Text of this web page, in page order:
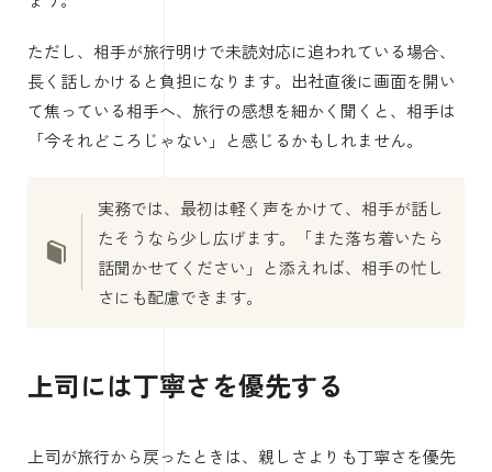
ただし、相手が旅行明けで未読対応に追われている場合、
長く話しかけると負担になります。出社直後に画面を開い
て焦っている相手へ、旅行の感想を細かく聞くと、相手は
「今それどころじゃない」と感じるかもしれません。
実務では、最初は軽く声をかけて、相手が話し
たそうなら少し広げます。「また落ち着いたら
話聞かせてください」と添えれば、相手の忙し
さにも配慮できます。
上司には丁寧さを優先する
上司が旅行から戻ったときは、親しさよりも丁寧さを優先